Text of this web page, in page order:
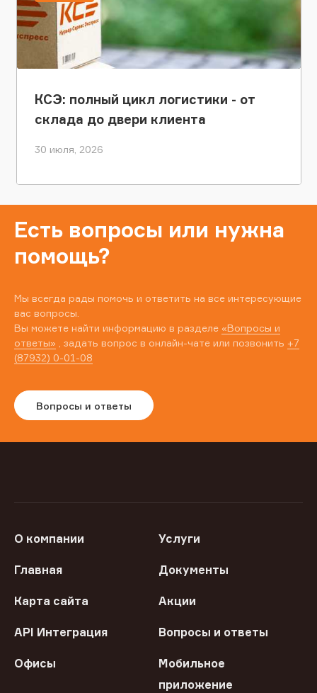
КСЭ: полный цикл логистики - от
склада до двери клиента
30 июля, 2026
Есть вопросы или нужна
помощь?
Мы всегда рады помочь и ответить на все интересующие
вас вопросы.
Вы можете найти информацию в разделе «Вопросы и
ответы» , задать вопрос в онлайн-чате или позвонить +7
(87932) 0-01-08
Вопросы и ответы
О компании Услуги
Главная Документы
Карта сайта Акции
API Интеграция Вопросы и ответы
Офисы
Мобильное
приложение